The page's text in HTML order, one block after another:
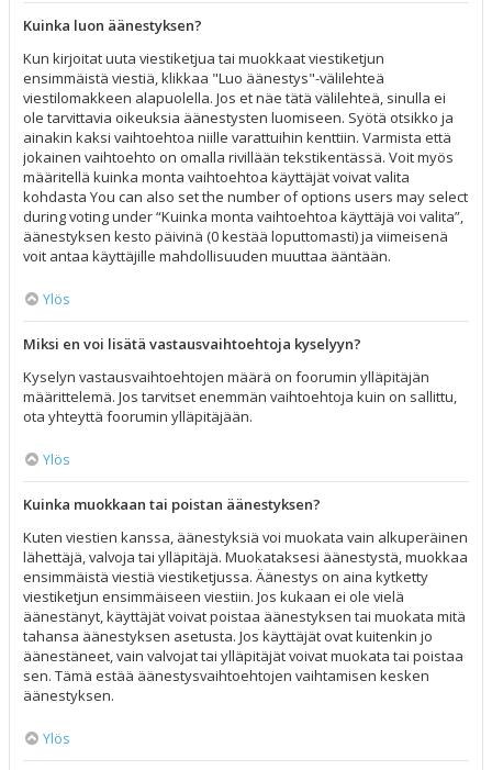
Kuinka luon äänestyksen?
Kun kirjoitat uuta viestiketjua tai muokkaat viestiketjun
ensimmäistä viestiä, klikkaa "Luo äänestys"-välilehteä
viestilomakkeen alapuolella. Jos et näe tätä välilehteä, sinulla ei
ole tarvittavia oikeuksia äänestysten luomiseen. Syötä otsikko ja
ainakin kaksi vaihtoehtoa niille varattuihin kenttiin. Varmista että
jokainen vaihtoehto on omalla rivillään tekstikentässä. Voit myös
määritellä kuinka monta vaihtoehtoa käyttäjät voivat valita
kohdasta You can also set the number of options users may select
during voting under “Kuinka monta vaihtoehtoa käyttäjä voi valita”,
äänestyksen kesto päivinä (0 kestää loputtomasti) ja viimeisenä
voit antaa käyttäjille mahdollisuuden muuttaa ääntään.
Ylös
Miksi en voi lisätä vastausvaihtoehtoja kyselyyn?
Kyselyn vastausvaihtoehtojen määrä on foorumin ylläpitäjän
määrittelemä. Jos tarvitset enemmän vaihtoehtoja kuin on sallittu,
ota yhteyttä foorumin ylläpitäjään.
Ylös
Kuinka muokkaan tai poistan äänestyksen?
Kuten viestien kanssa, äänestyksiä voi muokata vain alkuperäinen
lähettäjä, valvoja tai ylläpitäjä. Muokataksesi äänestystä, muokkaa
ensimmäistä viestiä viestiketjussa. Äänestys on aina kytketty
viestiketjun ensimmäiseen viestiin. Jos kukaan ei ole vielä
äänestänyt, käyttäjät voivat poistaa äänestyksen tai muokata mitä
tahansa äänestyksen asetusta. Jos käyttäjät ovat kuitenkin jo
äänestäneet, vain valvojat tai ylläpitäjät voivat muokata tai poistaa
sen. Tämä estää äänestysvaihtoehtojen vaihtamisen kesken
äänestyksen.
Ylös